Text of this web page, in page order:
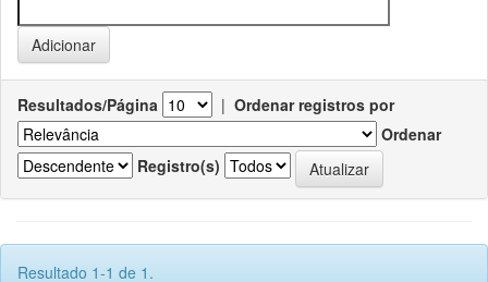
Resultados/Página | Ordenar registros por
Ordenar
Registro(s)
Resultado 1-1 de 1.